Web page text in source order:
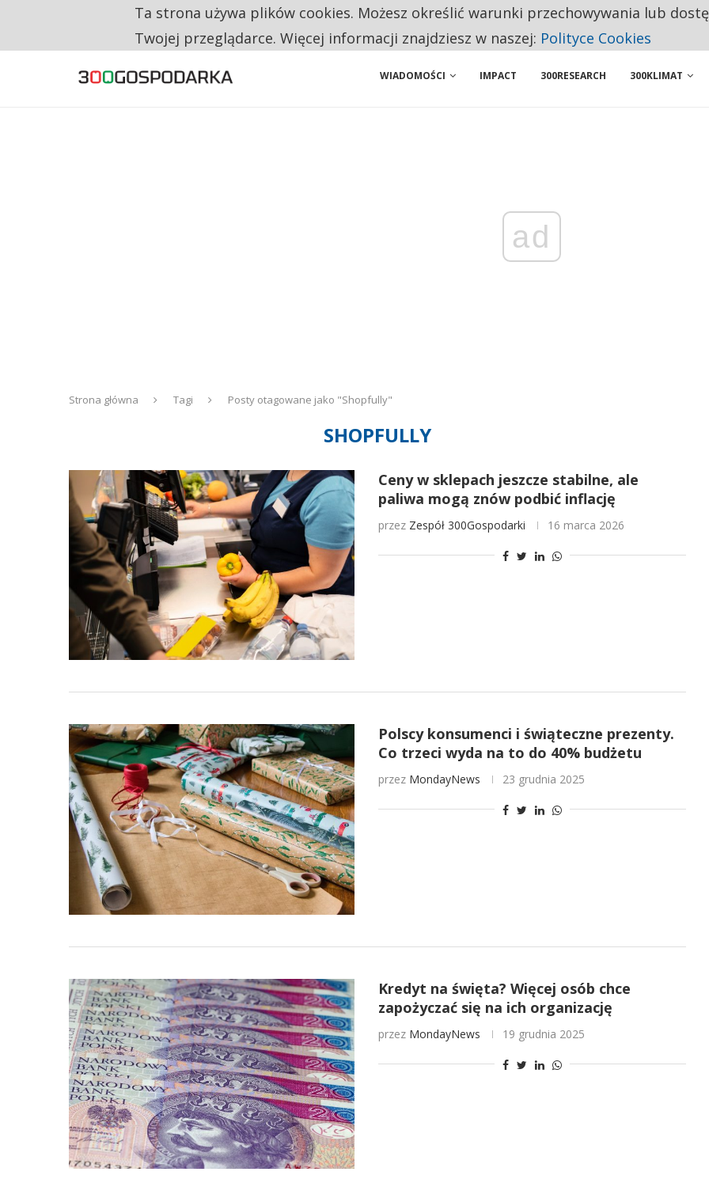
RESTRYKCJE CHIN UDERZAJĄ W EUROPEJSKI PRZEMYSŁ. NA LIŚCIE SĄ DWA PODMIOTY Z POLSKI
WIADOMOŚCI IMPACT 300RESEARCH 300KLIMAT
ad
Strona główna Tagi Posty otagowane jako "Shopfully"
SHOPFULLY
Ceny w sklepach jeszcze stabilne, ale
paliwa mogą znów podbić inflację
przez Zespół 300Gospodarki 16 marca 2026
Polscy konsumenci i świąteczne prezenty.
Co trzeci wyda na to do 40% budżetu
przez MondayNews 23 grudnia 2025
Kredyt na święta? Więcej osób chce
zapożyczać się na ich organizację
przez MondayNews 19 grudnia 2025
Ta strona używa plików cookies. Możesz określić warunki przechowywania lub
Twojej przeglądarce. Więcej informacji znajdziesz w naszej: Polityce Cookies